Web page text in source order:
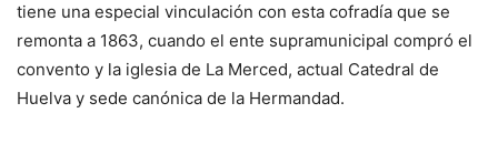
tiene una especial vinculación con esta cofradía que se
remonta a 1863, cuando el ente supramunicipal compró el
convento y la iglesia de La Merced, actual Catedral de
Huelva y sede canónica de la Hermandad.